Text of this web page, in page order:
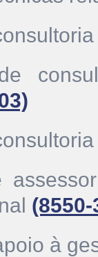
(8550-
à